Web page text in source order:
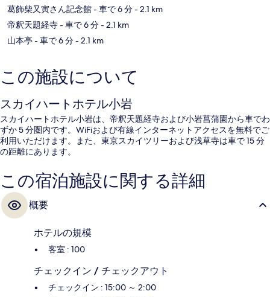
葛飾柴又寅さん記念館- 車で 6 分- 2.1 km
帝釈天題経寺- 車で 6 分- 2.1 km
山本亭- 車で 6 分- 2.1 km
この施設について
スカイハートホテル小岩
スカイハートホテル小岩は、帝釈天題経寺および小岩菖蒲園から車でわ
ずか 5 分圏内です。WiFiおよび有線インターネットアクセスを無料でご
利用いただけます。また、東京スカイツリーおよび浅草寺は車で 15 分
の距離にあります。
この宿泊施設に関する詳細
概要
ホテルの規模
客室 : 100
チェックイン / チェックアウト
チェックイン : 15:00 ～ 2:00